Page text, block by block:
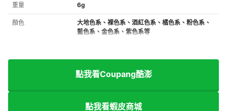
重量 6g
顏色
大地色系、裸色系、酒紅色系、橘色系、粉色系、
藍色系、金色系、紫色系等
點我看Coupang酷澎
點我看蝦皮商城